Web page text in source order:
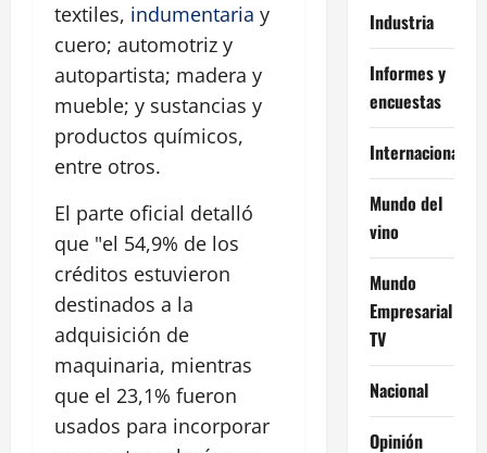
textiles, indumentaria y
cuero; automotriz y
autopartista; madera y
mueble; y sustancias y
productos químicos,
entre otros.
El parte oficial detalló
que "el 54,9% de los
créditos estuvieron
destinados a la
adquisición de
maquinaria, mientras
que el 23,1% fueron
usados para incorporar
Industria
Informes y
encuestas
Internacional
Mundo del
vino
Mundo
Empresarial
TV
Nacional
Opinión